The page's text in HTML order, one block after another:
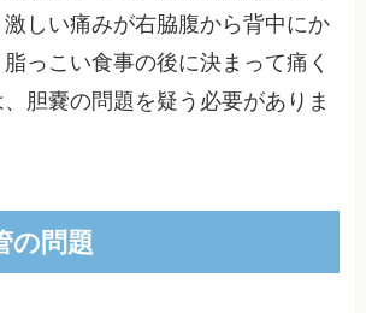
しい痛みが右脇腹から背中にか
っこい食事の後に決まって痛く
胆嚢の問題を疑う必要がありま
の問題